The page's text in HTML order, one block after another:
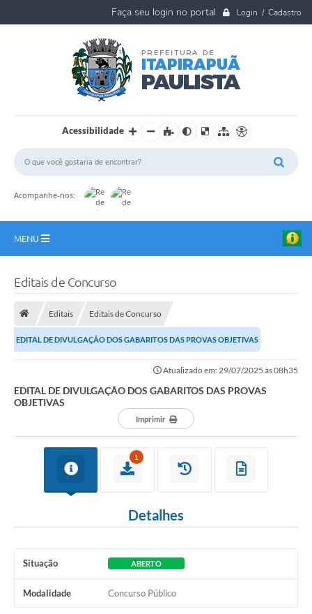
Login / Cadastro
Acessibilidade
Acompanhe-nos:
MENU
Carta de Serviços
PS nº 001/2021 - Cargo Enfermeiro(a)
Galeria de Vídeos
Projetos
Contas Públicas
Editais de Concurso
Editais Editais de Concurso
EDITAL DE DIVULGAÇÃO DOS GABARITOS DAS PROVAS OBJETIVAS
Atualizado em: 29/07/2025 às 08h35
EDITAL DE DIVULGAÇÃO DOS GABARITOS DAS PROVAS
OBJETIVAS
Imprimir
1
Detalhes
Situação ABERTO
Modalidade Concurso Público